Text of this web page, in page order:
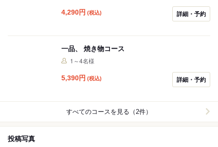
4,290円 (税込) 詳細・予約
一品、 焼き物コース
1～4名様
5,390円 (税込) 詳細・予約
すべてのコースを見る（2件）
投稿写真